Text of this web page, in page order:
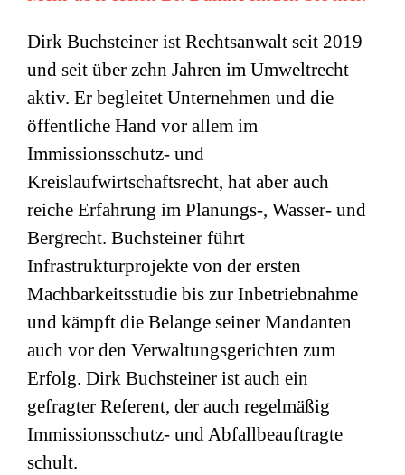
Dirk Buchsteiner ist Rechtsanwalt seit 2019
und seit über zehn Jahren im Umweltrecht
aktiv. Er begleitet Unternehmen und die
öffentliche Hand vor allem im
Immissionsschutz- und
Kreislaufwirtschaftsrecht, hat aber auch
reiche Erfahrung im Planungs-, Wasser- und
Bergrecht. Buchsteiner führt
Infrastrukturprojekte von der ersten
Machbarkeitsstudie bis zur Inbetriebnahme
und kämpft die Belange seiner Mandanten
auch vor den Verwaltungsgerichten zum
Erfolg. Dirk Buchsteiner ist auch ein
gefragter Referent, der auch regelmäßig
Immissionsschutz- und Abfallbeauftragte
schult.